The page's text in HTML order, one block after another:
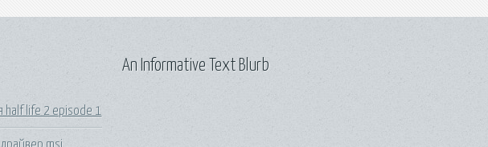
half life 2 episode 1
An Informative Text Blurb